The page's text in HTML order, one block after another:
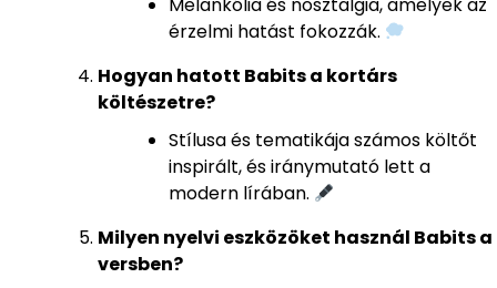
Melankólia és nosztalgia, amelyek az
érzelmi hatást fokozzák.
Hogyan hatott Babits a kortárs
költészetre?
Stílusa és tematikája számos költőt
inspirált, és iránymutató lett a
modern lírában.
Milyen nyelvi eszközöket használ Babits a
versben?